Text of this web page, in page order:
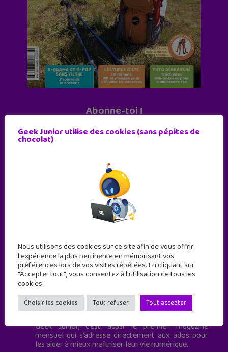
Abonne-toi !
11 numéros par an
Geek Junior est le premier site de culture numérique
à destination des adolescents.
Geek Junior, c’est aussi le premier magazine
mensuel qui s’adresse directement aux ados pour
les aider à mieux maîtriser leur vie numérique.
Geek Junior utilise des cookies (sans pépites de
chocolat)
Nous utilisons des cookies sur ce site afin de vous offrir
l'expérience la plus pertinente en mémorisant vos
préférences lors de vos visites répétées. En cliquant sur
"Accepter tout", vous consentez à l'utilisation de tous les
cookies.
Choisir les cookies Tout refuser Tout accepter